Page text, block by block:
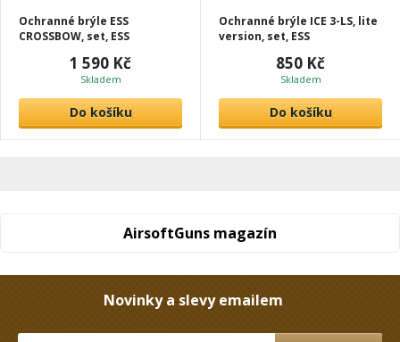
Ochranné brýle ESS
CROSSBOW, set, ESS
1 590 Kč
Skladem
Do košíku
Ochranné brýle ICE 3-LS, lite
version, set, ESS
850 Kč
Skladem
Do košíku
AirsoftGuns magazín
Novinky a slevy emailem